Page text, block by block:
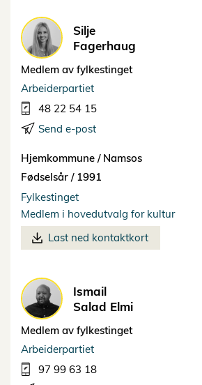
Silje
Fagerhaug
Medlem av fylkestinget
Arbeiderpartiet
48 22 54 15
Send e-post
Hjemkommune / Namsos
Fødselsår / 1991
Fylkestinget
Medlem i hovedutvalg for kultur
Last ned kontaktkort
Ismail
Salad Elmi
Medlem av fylkestinget
Arbeiderpartiet
97 99 63 18